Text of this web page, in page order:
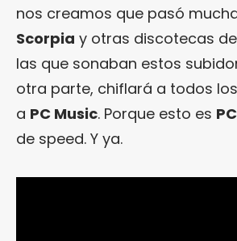
nos creamos que pasó
Scorpia y otras discotecas
las que sonaban estos
otra parte, chiflará a todos
a PC Music. Porque esto es
de speed. Y ya.